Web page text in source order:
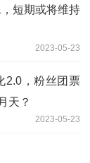
短期或将维持
2023-05-23
2.0，粉丝团票
天？
2023-05-23